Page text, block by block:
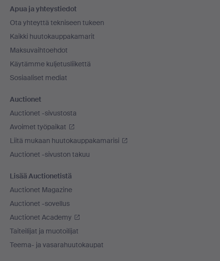
Apua ja yhteystiedot
Ota yhteyttä tekniseen tukeen
Kaikki huutokauppakamarit
Maksuvaihtoehdot
Käytämme kuljetusliikettä
Sosiaaliset mediat
Auctionet
Auctionet -sivustosta
Avoimet työpaikat
Liitä mukaan huutokauppakamarisi
Auctionet -sivuston takuu
Lisää Auctionetistä
Auctionet Magazine
Auctionet -sovellus
Auctionet Academy
Taiteilijat ja muotoilijat
Teema- ja vasarahuutokaupat